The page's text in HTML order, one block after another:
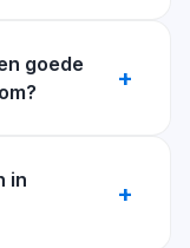
goede
in